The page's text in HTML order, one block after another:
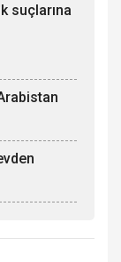
suçlarına